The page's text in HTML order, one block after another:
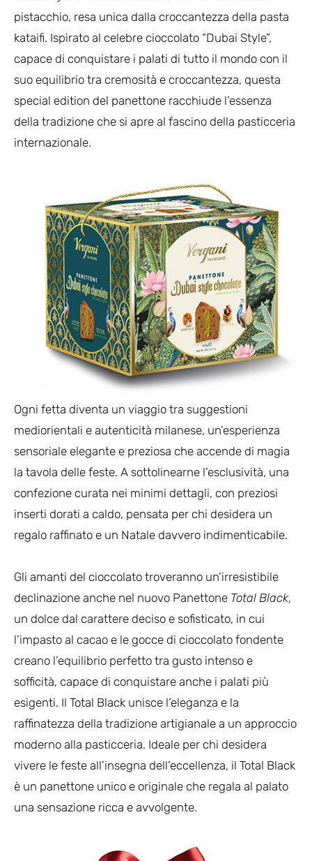
pistacchio, resa unica dalla croccantezza della pasta
kataifi. Ispirato al celebre cioccolato “Dubai Style”,
capace di conquistare i palati di tutto il mondo con il
suo equilibrio tra cremosità e croccantezza, questa
special edition del panettone racchiude l’essenza
della tradizione che si apre al fascino della pasticceria
internazionale.
Ogni fetta diventa un viaggio tra suggestioni
mediorientali e autenticità milanese, un’esperienza
sensoriale elegante e preziosa che accende di magia
la tavola delle feste. A sottolinearne l’esclusività, una
confezione curata nei minimi dettagli, con preziosi
inserti dorati a caldo, pensata per chi desidera un
regalo raffinato e un Natale davvero indimenticabile.
Gli amanti del cioccolato troveranno un’irresistibile
declinazione anche nel nuovo Panettone Total Black,
un dolce dal carattere deciso e sofisticato, in cui
l’impasto al cacao e le gocce di cioccolato fondente
creano l’equilibrio perfetto tra gusto intenso e
sofficità, capace di conquistare anche i palati più
esigenti. Il Total Black unisce l’eleganza e la
raffinatezza della tradizione artigianale a un approccio
moderno alla pasticceria. Ideale per chi desidera
vivere le feste all’insegna dell’eccellenza, il Total Black
è un panettone unico e originale che regala al palato
una sensazione ricca e avvolgente.